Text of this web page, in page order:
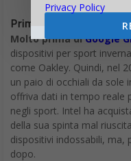
Prima dei Google Glass
Molto prima diGoogle
dispositivi per sport
come Oakley. Quindi, nel
un paio di occhiali da sole
offriva dati in tempo reale
negli sport. Intel ha
della sua spinta mal
dispositivi indossabili, ma,
dopo.
Privacy Policy